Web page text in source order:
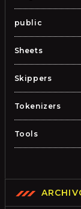
public
Sheets
Skippers
Tokenizers
Tools